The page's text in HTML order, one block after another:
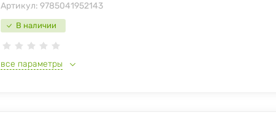
В наличии
Артикул: 9785041952143
все параметры